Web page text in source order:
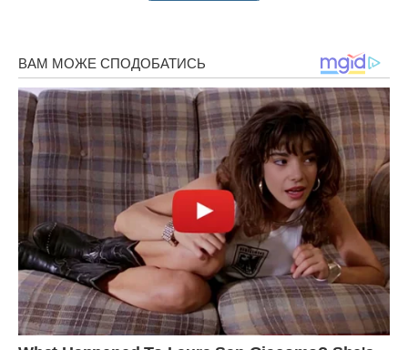
Для глазурі:
Шоколад – 80 г.
Вершки (не менше 30%) – 80 мл